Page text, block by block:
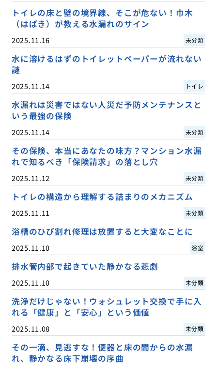
トイレの床と壁の境界線、そこが危ない！巾木
（はばき）が教える水漏れのサイン
2025.11.16 未分類
水に溶けるはずのトイレットペーパーが流れない
謎
2025.11.14 トイレ
水漏れは災害ではない人災だ予防メンテナンスと
いう最強の保険
2025.11.14 未分類
その保険、本当にあなたの味方？マンション水漏
れで知るべき「保険請求」の落とし穴
2025.11.12 未分類
トイレの構造から理解する詰まりのメカニズム
2025.11.11 未分類
浴槽のひび割れ修理は放置すると大変なことに
2025.11.10 浴室
排水管内部で起きていた静かなる悲劇
2025.11.10 未分類
洗浄だけじゃない！ウォシュレット交換で手に入
れる「健康」と「安心」という価値
2025.11.08 未分類
その一滴、見逃すな！便器と床の間からの水漏
れ、静かなる床下崩壊の序曲